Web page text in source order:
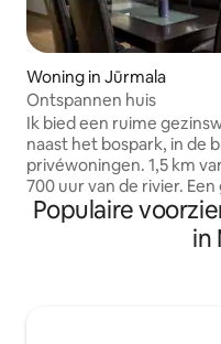
Woning in Jūrmala
Ontspannen huis
Ik bied een ruime
naast het bospark, in de
privéwoningen. 1,5 km
700 uur van de rivier. Een gebouw met
ruime en lichte kamers.
verdieping is er een hal,
woonkamer met een
Populaire
in